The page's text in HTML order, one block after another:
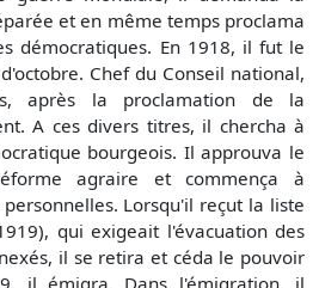
et en même temps proclama
démocratiques. En 1918, il fut le
Chef du Conseil national,
après la proclamation de la
A ces divers titres, il chercha à
bourgeois. Il approuva le
agraire et commença à
Lorsqu'il reçut la liste
qui exigeait l'évacuation des
il se retira et céda le pouvoir